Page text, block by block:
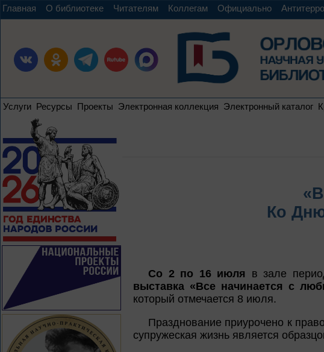
Главная О библиотеке Читателям Коллегам Официально
Услуги Ресурсы Проекты Электронная коллекция Электронный каталог
Ко
Сo 2 по 16 июля
в зале
выставка «Все начинается с
который отмечается 8 июля.
Празднование приурочено к
супружеская жизнь является